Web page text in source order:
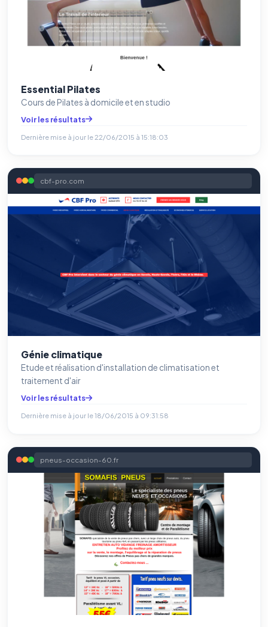
Essential Pilates
Cours de Pilates à domicile et en studio
Voir les résultats
Dernière mise à jour le 22/06/2015 à 15:18:03
cbf-pro.com
Génie climatique
Etude et réalisation d'installation de climatisation et
traitement d'air
Voir les résultats
Dernière mise à jour le18/06/2015 à 09:31:58
pneus-occasion-60.fr
⚙️
Cookies essentiels TOUJOURS ACTIF
Nécessaires au fonctionnement du site : session, sécurité,
mémorisation de vos choix de consentement. Ils ne
peuvent pas être désactivés.
Cookies analytiques
Nous aident à comprendre comment vous utilisez le site
(pages visitées, durée de visite) pour l'améliorer. Données
anonymisées via Google Analytics.
Cookies marketing